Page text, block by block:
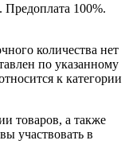
100%.
количества нет
по указанному
к категории
товаров, а также
участвовать в